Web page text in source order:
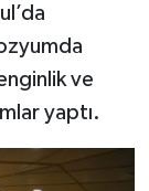
ve
yaptı.